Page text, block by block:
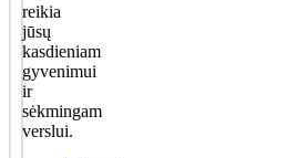
reikia
jūsų
kasdieniam
gyvenimui
ir
sėkmingam
verslui.